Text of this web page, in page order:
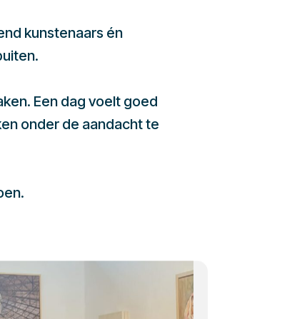
kunstenaars én
Een dag voelt goed
onder de aandacht te